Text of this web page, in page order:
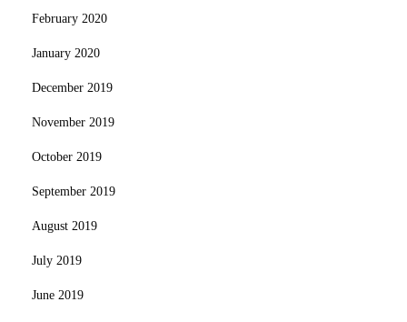
February 2020
January 2020
December 2019
November 2019
October 2019
September 2019
August 2019
July 2019
June 2019